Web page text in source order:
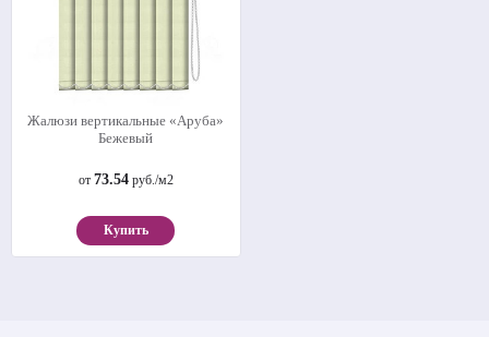
Жалюзи вертикальные «Аруба»
Бежевый
от 73.54руб./м2
Купить